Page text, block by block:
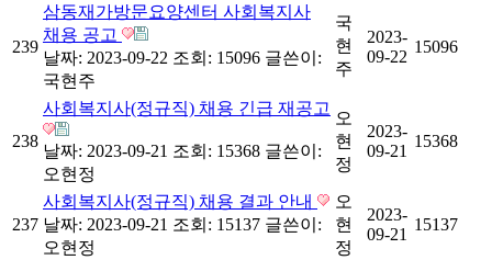
239
삼동재가방문요양센터 사회복지사
채용 공고
날짜: 2023-09-22 조회: 15096 글쓴이:
국현주
국
현
주
2023-
09-22
15096
238
사회복지사(정규직) 채용 긴급 재공고
날짜: 2023-09-21 조회: 15368 글쓴이:
오현정
오
현
정
2023-
09-21
15368
237
사회복지사(정규직) 채용 결과 안내
날짜: 2023-09-21 조회: 15137 글쓴이:
오현정
오
현
정
2023-
09-21
15137